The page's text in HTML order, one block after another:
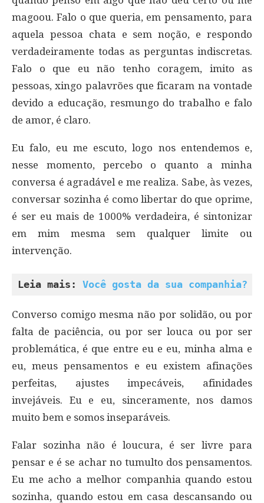
magoou. Falo o que queria, em pensamento, para
aquela pessoa chata e sem noção, e respondo
verdadeiramente todas as perguntas indiscretas.
Falo o que eu não tenho coragem, imito as
pessoas, xingo palavrões que ficaram na vontade
devido a educação, resmungo do trabalho e falo
de amor, é claro.
Eu falo, eu me escuto, logo nos entendemos e,
nesse momento, percebo o quanto a minha
conversa é agradável e me realiza. Sabe, às vezes,
conversar sozinha é como libertar do que oprime,
é ser eu mais de 1000% verdadeira, é sintonizar
em mim mesma sem qualquer limite ou
intervenção.
Leia mais: Você gosta da sua companhia?
Converso comigo mesma não por solidão, ou por
falta de paciência, ou por ser louca ou por ser
problemática, é que entre eu e eu, minha alma e
eu, meus pensamentos e eu existem afinações
perfeitas, ajustes impecáveis, afinidades
invejáveis. Eu e eu, sinceramente, nos damos
muito bem e somos inseparáveis.
Falar sozinha não é loucura, é ser livre para
pensar e é se achar no tumulto dos pensamentos.
Eu me acho a melhor companhia quando estou
sozinha, quando estou em casa descansando ou